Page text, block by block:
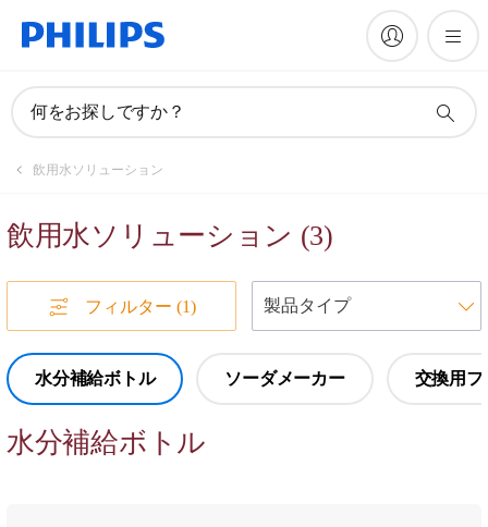
何をお探しですか？
飲用水ソリューション
飲用水ソリューション (3)
フィルター (1)
水分補給ボトル ソーダメーカー 交換用フ
水分補給ボトル